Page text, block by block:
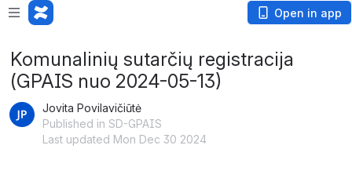
Open in app
Komunalinių sutarčių registracija
(GPAIS nuo 2024-05-13)
Jovita Povilavičiūtė
Published in SD-GPAIS
Last updated Mon Dec 30 2024